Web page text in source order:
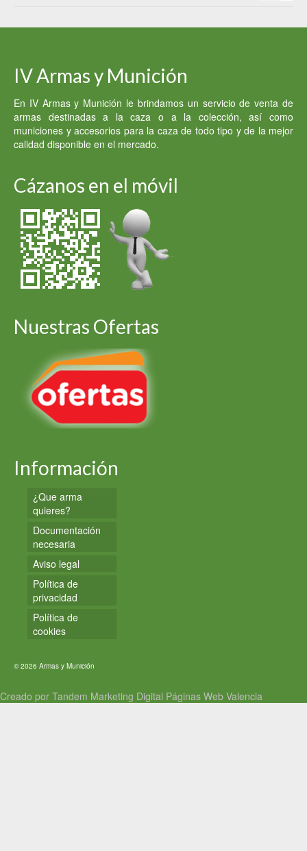
4,000.00 €.2,000.00 €.
IV Armas y Munición
En IV Armas y Munición le brindamos un servicio de venta de
armas destinadas a la caza o a la colección, así como
municiones y accesorios para la caza de todo tipo y de la mejor
calidad disponible en el mercado.
Cázanos en el móvil
Nuestras Ofertas
Información
¿Que arma
quieres?
Documentación
necesaria
Aviso legal
Política de
privacidad
Política de
cookies
© 2026 Armas y Munición
Creado por Tandem Marketing Digital Páginas Web Valencia